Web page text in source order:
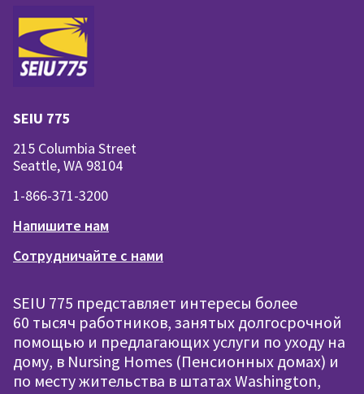
SEIU 775
215 Columbia Street
Seattle, WA 98104
1-866-371-3200
Напишите нам
Сотрудничайте с нами
SEIU 775 представляет интересы более
60 тысяч работников, занятых долгосрочной
помощью и предлагающих услуги по уходу на
дому, в Nursing Homes (Пенсионных домах) и
по месту жительства в штатах Washington,